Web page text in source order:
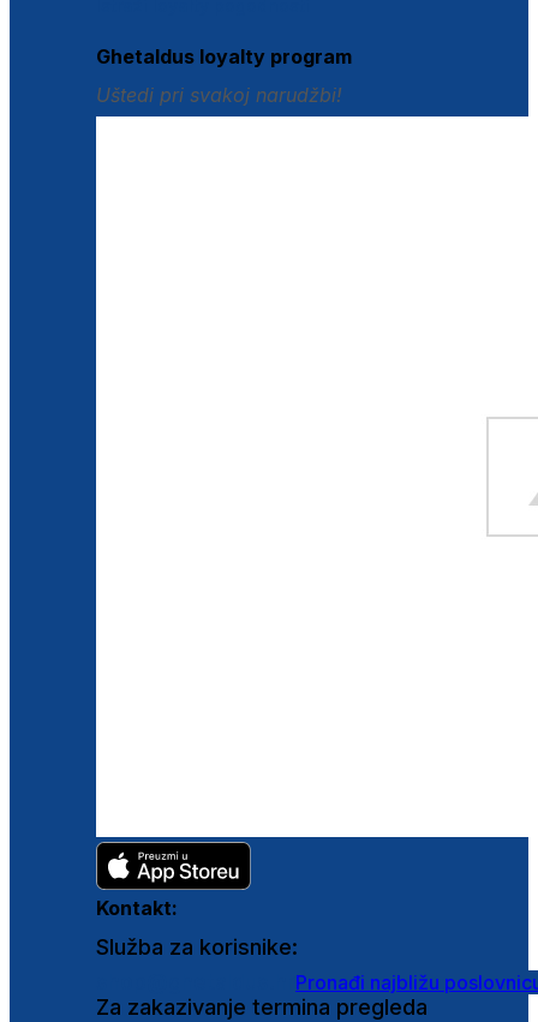
Ghetaldus loyalty program
Uštedi pri svakoj narudžbi!
Kontakt:
Služba za korisnike:
Pronađi najbližu
Za zakazivanje termina pregleda